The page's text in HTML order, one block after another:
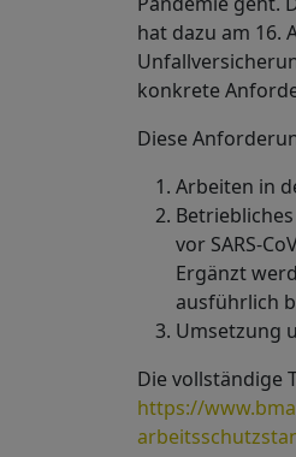
hat dazu am 16.
konkrete
Diese
Arbeiten in
vor SARS-
Ergänzt
ausführlich
Umsetzung
Die vollständige
https://